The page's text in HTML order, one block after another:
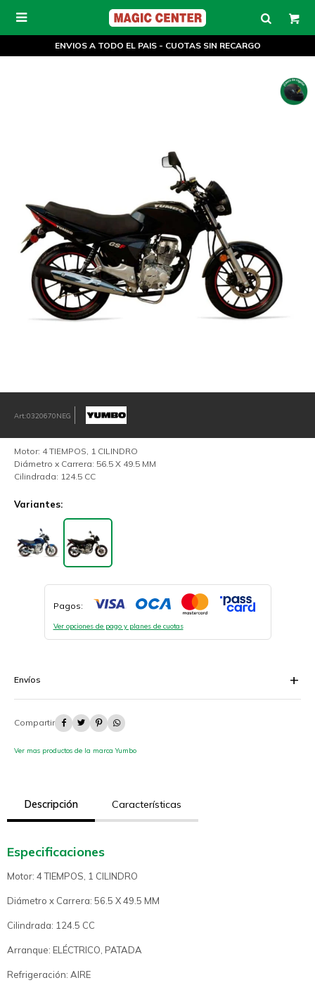

ENVIOS A TODO EL PAIS - CUOTAS SIN RECARGO
0320670NEG
Motor: 4 TIEMPOS, 1 CILINDRO
Diámetro x Carrera: 56.5 X 49.5 MM
Cilindrada: 124.5 CC
Variantes:
Pagos:
Ver opciones de pago y planes de cuotas
Envíos
   
Ver mas productos de la marca Yumbo
Descripción Características
Especificaciones
Motor: 4 TIEMPOS, 1 CILINDRO
Diámetro x Carrera: 56.5 X 49.5 MM
Cilindrada: 124.5 CC
Arranque: ELÉCTRICO, PATADA
Refrigeración: AIRE